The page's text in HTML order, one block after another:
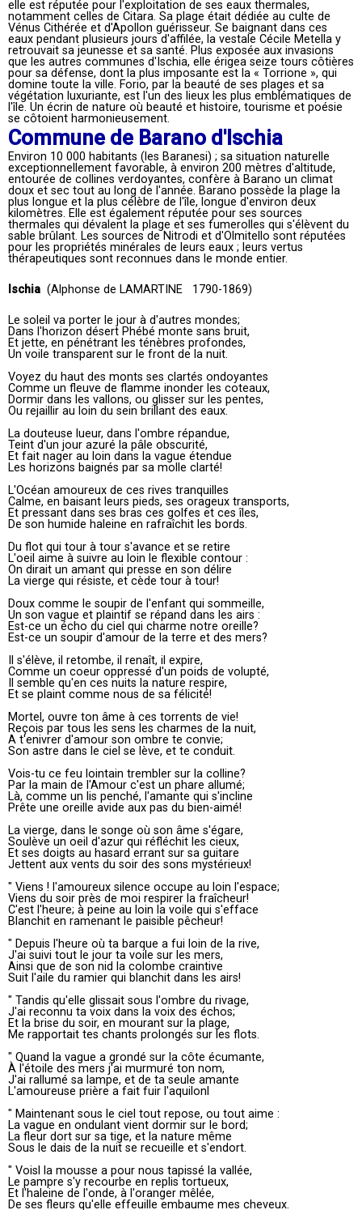
elle est réputée pour l'exploitation de ses eaux thermales,
notamment celles de Citara. Sa plage était dédiée au culte de
Vénus Cithérée et d'Apollon guérisseur. Se baignant dans ces
eaux pendant plusieurs jours d'affilée, la vestale Cécile Metella y
retrouvait sa jeunesse et sa santé. Plus exposée aux invasions
que les autres communes d'Ischia, elle érigea seize tours côtières
pour sa défense, dont la plus imposante est la « Torrione », qui
domine toute la ville. Forio, par la beauté de ses plages et sa
végétation luxuriante, est l'un des lieux les plus emblématiques de
l'île. Un écrin de nature où beauté et histoire, tourisme et poésie
se côtoient harmonieusement.
Commune de Barano d'Ischia
Environ 10 000 habitants (les Baranesi) ; sa situation naturelle
exceptionnellement favorable, à environ 200 mètres d'altitude,
entourée de collines verdoyantes, confère à Barano un climat
doux et sec tout au long de l'année. Barano possède la plage la
plus longue et la plus célèbre de l'île, longue d'environ deux
kilomètres. Elle est également réputée pour ses sources
thermales qui dévalent la plage et ses fumerolles qui s'élèvent du
sable brûlant. Les sources de Nitrodi et d'Olmitello sont réputées
pour les propriétés minérales de leurs eaux ; leurs vertus
thérapeutiques sont reconnues dans le monde entier.
Ischia (Alphonse de LAMARTINE 1790-1869)
Le soleil va porter le jour à d'autres mondes;
Dans l'horizon désert Phébé monte sans bruit,
Et jette, en pénétrant les ténèbres profondes,
Un voile transparent sur le front de la nuit.
Voyez du haut des monts ses clartés ondoyantes
Comme un fleuve de flamme inonder les coteaux,
Dormir dans les vallons, ou glisser sur les pentes,
Ou rejaillir au loin du sein brillant des eaux.
La douteuse lueur, dans l'ombre répandue,
Teint d'un jour azuré la pâle obscurité,
Et fait nager au loin dans la vague étendue
Les horizons baignés par sa molle clarté!
L'Océan amoureux de ces rives tranquilles
Calme, en baisant leurs pieds, ses orageux transports,
Et pressant dans ses bras ces golfes et ces îles,
De son humide haleine en rafraîchit les bords.
Du flot qui tour à tour s'avance et se retire
L'oeil aime à suivre au loin le flexible contour :
On dirait un amant qui presse en son délire
La vierge qui résiste, et cède tour à tour!
Doux comme le soupir de l'enfant qui sommeille,
Un son vague et plaintif se répand dans les airs :
Est-ce un écho du ciel qui charme notre oreille?
Est-ce un soupir d'amour de la terre et des mers?
Il s'élève, il retombe, il renaît, il expire,
Comme un coeur oppressé d'un poids de volupté,
Il semble qu'en ces nuits la nature respire,
Et se plaint comme nous de sa félicité!
Mortel, ouvre ton âme à ces torrents de vie!
Reçois par tous les sens les charmes de la nuit,
A t'enivrer d'amour son ombre te convie;
Son astre dans le ciel se lève, et te conduit.
Vois-tu ce feu lointain trembler sur la colline?
Par la main de l'Amour c'est un phare allumé;
Là, comme un lis penché, l'amante qui s'incline
Prête une oreille avide aux pas du bien-aimé!
La vierge, dans le songe où son âme s'égare,
Soulève un oeil d'azur qui réfléchit les cieux,
Et ses doigts au hasard errant sur sa guitare
Jettent aux vents du soir des sons mystérieux!
" Viens ! l'amoureux silence occupe au loin l'espace;
Viens du soir près de moi respirer la fraîcheur!
C'est l'heure; à peine au loin la voile qui s'efface
Blanchit en ramenant le paisible pêcheur!
" Depuis l'heure où ta barque a fui loin de la rive,
J'ai suivi tout le jour ta voile sur les mers,
Ainsi que de son nid la colombe craintive
Suit l'aile du ramier qui blanchit dans les airs!
" Tandis qu'elle glissait sous l'ombre du rivage,
J'ai reconnu ta voix dans la voix des échos;
Et la brise du soir, en mourant sur la plage,
Me rapportait tes chants prolongés sur les flots.
" Quand la vague a grondé sur la côte écumante,
À l'étoile des mers j'ai murmuré ton nom,
J'ai rallumé sa lampe, et de ta seule amante
L'amoureuse prière a fait fuir l'aquilonl
" Maintenant sous le ciel tout repose, ou tout aime :
La vague en ondulant vient dormir sur le bord;
La fleur dort sur sa tige, et la nature même
Sous le dais de la nuit se recueille et s'endort.
" Voisl la mousse a pour nous tapissé la vallée,
Le pampre s'y recourbe en replis tortueux,
Et l'haleine de l'onde, à l'oranger mêlée,
De ses fleurs qu'elle effeuille embaume mes cheveux.